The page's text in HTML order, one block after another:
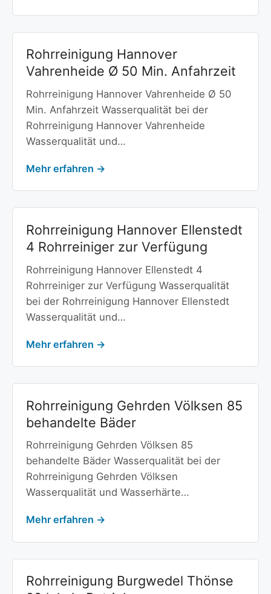
Rohrreinigung Hannover
Vahrenheide Ø 50 Min. Anfahrzeit
Rohrreinigung Hannover Vahrenheide Ø 50
Min. Anfahrzeit Wasserqualität bei der
Rohrreinigung Hannover Vahrenheide
Wasserqualität und…
Mehr erfahren →
Rohrreinigung Hannover Ellenstedt
4 Rohrreiniger zur Verfügung
Rohrreinigung Hannover Ellenstedt 4
Rohrreiniger zur Verfügung Wasserqualität
bei der Rohrreinigung Hannover Ellenstedt
Wasserqualität und…
Mehr erfahren →
Rohrreinigung Gehrden Völksen 85
behandelte Bäder
Rohrreinigung Gehrden Völksen 85
behandelte Bäder Wasserqualität bei der
Rohrreinigung Gehrden Völksen
Wasserqualität und Wasserhärte…
Mehr erfahren →
Rohrreinigung Burgwedel Thönse